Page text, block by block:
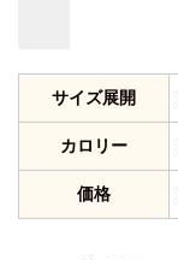
サイズ展開
カロリー
価格